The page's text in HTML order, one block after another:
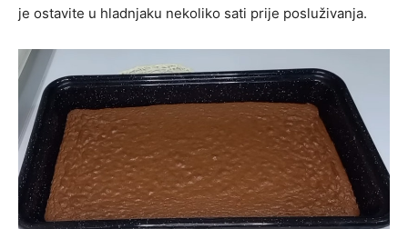
je ostavite u hladnjaku nekoliko sati prije posluživanja.